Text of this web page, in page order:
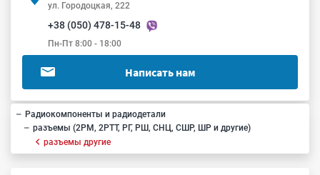
ул. Городоцкая, 222
+38 (050) 478-15-48
Пн-Пт 8:00 - 18:00
Написать нам
Радиокомпоненты и радиодетали
разъемы (2РМ, 2РТТ, РГ, РШ, СНЦ, СШР, ШР и другие)
разъемы другие